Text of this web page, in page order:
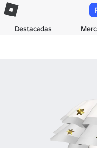
Destacadas